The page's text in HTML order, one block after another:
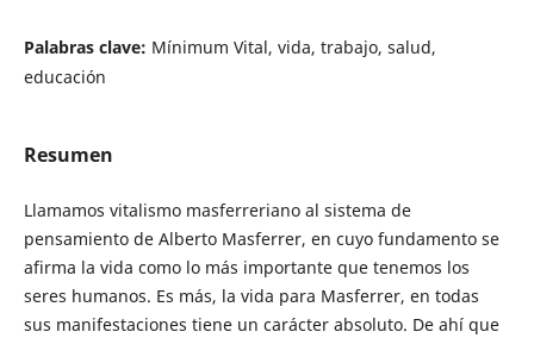
Palabras clave: Mínimum Vital, vida, trabajo, salud,
educación
Resumen
Llamamos vitalismo masferreriano al sistema de
pensamiento de Alberto Masferrer, en cuyo fundamento se
afirma la vida como lo más importante que tenemos los
seres humanos. Es más, la vida para Masferrer, en todas
sus manifestaciones tiene un carácter absoluto. De ahí que